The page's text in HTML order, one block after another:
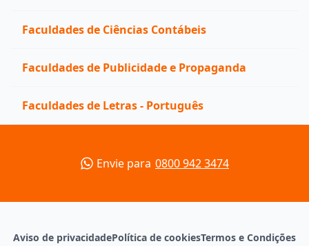
Faculdades de Ciências Contábeis
Faculdades de Publicidade e Propaganda
Faculdades de Letras - Português
Envie para 0800 942 3474
Aviso de privacidadePolítica de cookiesTermos e Condições